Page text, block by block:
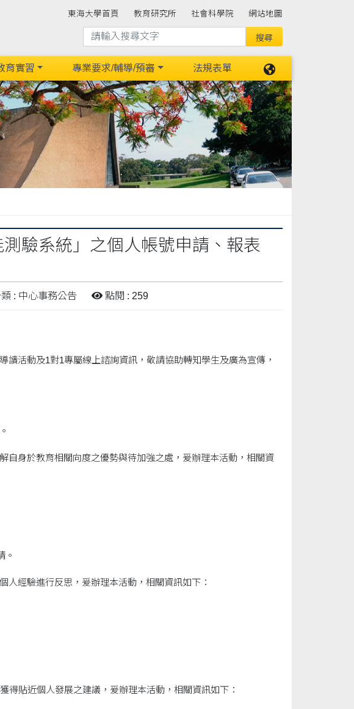
東海大學首頁 教育研究所 社會科學院 網站地圖
育實習 專業要求/輔導/預審 法規表單
驗系統」之個人帳號申請、報表
: 中心事務公告 點閱 : 259
活動及1對1專屬線上諮詢資訊，敬請協助轉知學生及廣為宣傳，
自身於教育相關向度之優勢與待加強之處，爰辦理本活動，相關資
。
人經驗進行反思，爰辦理本活動，相關資訊如下：
得貼近個人發展之建議，爰辦理本活動，相關資訊如下：